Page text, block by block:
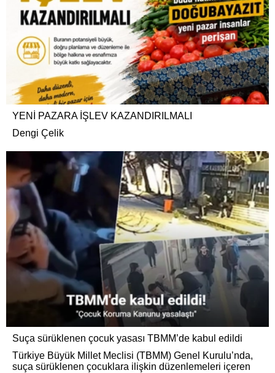
YENİ PAZARA İŞLEV KAZANDIRILMALI
Dengi Çelik
Suça sürüklenen çocuk yasası TBMM’de kabul edildi
Türkiye Büyük Millet Meclisi (TBMM) Genel Kurulu’nda,
suça sürüklenen çocuklara ilişkin düzenlemeleri içeren